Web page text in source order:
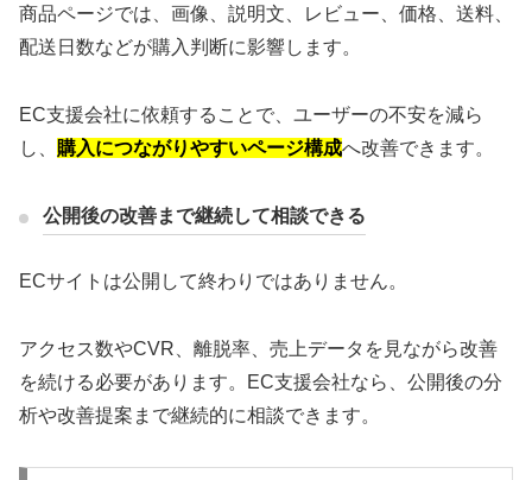
商品ページでは、画像、説明文、レビュー、価格、送料、
配送日数などが購入判断に影響します。
EC支援会社に依頼することで、ユーザーの不安を減ら
し、 購入につながりやすいページ構成へ改善できます。
公開後の改善まで継続して相談できる
ECサイトは公開して終わりではありません。
アクセス数やCVR、離脱率、売上データを見ながら改善
を続ける必要があります。EC支援会社なら、公開後の分
析や改善提案まで継続的に相談できます。